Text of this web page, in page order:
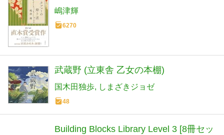
嶋津輝
6270
武蔵野 (立東舎 乙女の本棚)
国木田独歩 しまざきジョゼ
48
Building Blocks Library Level 3 [8冊セッ